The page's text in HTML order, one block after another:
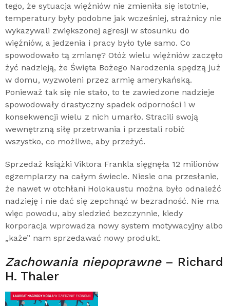
tego, że sytuacja więźniów nie zmieniła się istotnie,
temperatury były podobne jak wcześniej, strażnicy nie
wykazywali zwiększonej agresji w stosunku do
więźniów, a jedzenia i pracy było tyle samo. Co
spowodowało tą zmianę? Otóż wielu więźniów zaczęło
żyć nadzieją, że Święta Bożego Narodzenia spędzą już
w domu, wyzwoleni przez armię amerykańską.
Ponieważ tak się nie stało, to te zawiedzone nadzieje
spowodowały drastyczny spadek odporności i w
konsekwencji wielu z nich umarło. Stracili swoją
wewnętrzną siłę przetrwania i przestali robić
wszystko, co możliwe, aby przeżyć.
Sprzedaż książki Viktora Frankla sięgnęła 12 milionów
egzemplarzy na całym świecie. Niesie ona przesłanie,
że nawet w otchłani Holokaustu można było odnaleźć
nadzieję i nie dać się zepchnąć w bezradność. Nie ma
więc powodu, aby siedzieć bezczynnie, kiedy
korporacja wprowadza nowy system motywacyjny albo
„każe” nam sprzedawać nowy produkt.
Zachowania niepoprawne– Richard
H. Thaler